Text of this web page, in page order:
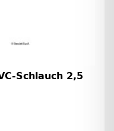
Schlauch 2,5